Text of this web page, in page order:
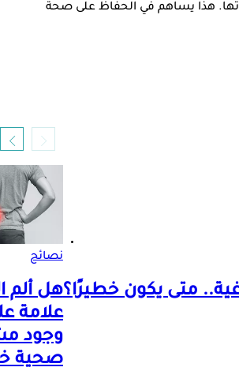
هذا يساهم في الحفاظ على صحة
متى يكون خطيرًا؟
نصائح
هل ألم
علامة
وجود
صحية